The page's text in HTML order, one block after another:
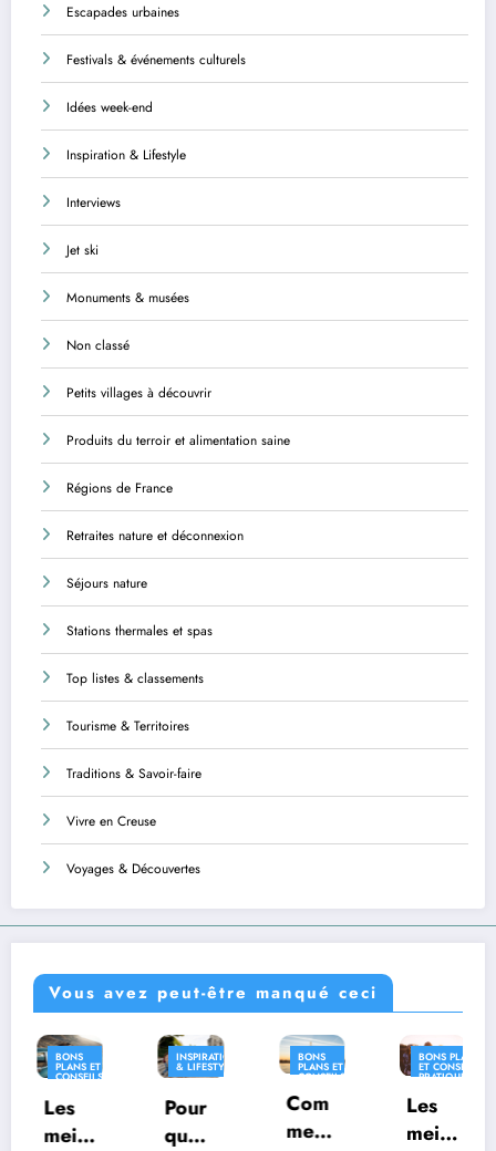
Escapades urbaines
Festivals & événements culturels
Idées week-end
Inspiration & Lifestyle
Interviews
Jet ski
Monuments & musées
Non classé
Petits villages à découvrir
Produits du terroir et alimentation saine
Régions de France
Retraites nature et déconnexion
Séjours nature
Stations thermales et spas
Top listes & classements
Tourisme & Territoires
Traditions & Savoir-faire
Vivre en Creuse
Voyages & Découvertes
Vous avez peut-être manqué ceci
INSPIRATION
& LIFESTYLE
Pour
quoi
BONS
PLANS ET
CONSEILS
Com
ment
BONS PLANS
ET CONSEILS
PRATIQUES
INSPIRATION
& LIFESTYLE
Les
meill
INSPIRATION
& LIFESTYLE
Où
vivre